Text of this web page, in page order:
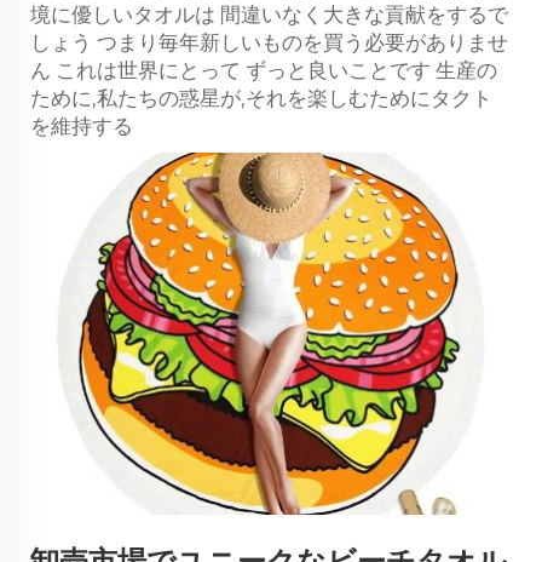
境に優しいタオルは 間違いなく大きな貢献をするで
しょう つまり毎年新しいものを買う必要がありませ
ん これは世界にとって ずっと良いことです 生産の
ために,私たちの惑星が,それを楽しむためにタクト
を維持する